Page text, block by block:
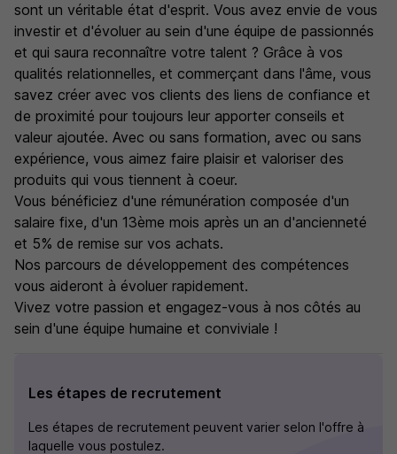
sont un véritable état d'esprit. Vous avez envie de vous
investir et d'évoluer au sein d'une équipe de passionnés
et qui saura reconnaître votre talent ? Grâce à vos
qualités relationnelles, et commerçant dans l'âme, vous
savez créer avec vos clients des liens de confiance et
de proximité pour toujours leur apporter conseils et
valeur ajoutée. Avec ou sans formation, avec ou sans
expérience, vous aimez faire plaisir et valoriser des
produits qui vous tiennent à coeur.
Vous bénéficiez d'une rémunération composée d'un
salaire fixe, d'un 13ème mois après un an d'ancienneté
et 5% de remise sur vos achats.
Nos parcours de développement des compétences
vous aideront à évoluer rapidement.
Vivez votre passion et engagez-vous à nos côtés au
sein d'une équipe humaine et conviviale !
Les étapes de recrutement
Les étapes de recrutement peuvent varier selon l'offre à
laquelle vous postulez.